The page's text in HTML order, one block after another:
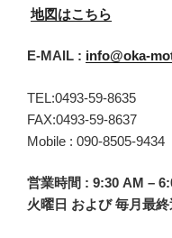
地図はこちら
E-MAIL : info@oka-
TEL:0493-59-8635
FAX:0493-59-8637
Mobile : 090-8505-9434
営業時間 : 9:30 AM –
火曜日 および 毎月最